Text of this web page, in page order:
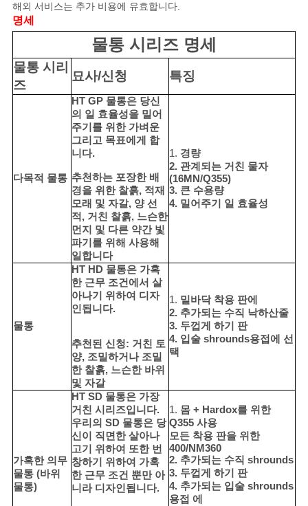
활
호
정
해외 서비스는 추가 비용에 유효합니다.
명세
물통 시리즈 명세
물통 시리
즈
묘사/신청 특징
다목적 물통
HT GP 물통은 당신
의 일 효율성을 밀어
주기를 위한 가벼운
그리고 목표에게 합
니다.
추천하는 포장한 배
경을 위한 찰흙, 적재
모래 및 자갈, 양 선
적, 거친 찰흙, 느슨한
먼지 및 다른 약간 빛
파기를 위해 사용해
일합니다
1. 경량
2. 관계되는 거친 물자
(16MN/Q355)
3. 큰 수용량
4. 밀어주기 일 효율성
물통
HT HD 물통은 가혹
한 근무 조건에서 살
아나기 위하여 디자
인됩니다.
추천된 신청: 거친 토
양, 조밀하거나 조밀
한 찰흙, 느슨한 바위
및 자갈
1. 밑바닥 착용 판에
2. 추가되는 수직 낙하산줄
3. 두껍게 하기 판
4. 입술 shrounds용접에 선
택
가혹한 의무
물통 (바위
물통)
HT SD 물통은 가장
거친 시리즈입니다.
우리의 SD 물통은 당
신이 직면한 살아나
고기 위하여 또한 번
창하기 위하여 가혹
한 근무 조건 뿐만 아
니라 디자인됩니다.
1. 몸 + Hardox를 위한
Q355 사용
모든 착용 판을 위한
400/NM360
2. 추가되는 수직 shrounds
3. 두껍게 하기 판
4. 추가되는 입술 shrounds
용접 에